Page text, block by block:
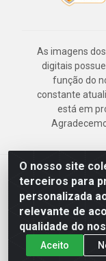
O nosso site
terceiros para
personalizada
relevante de
qualidade do
Aceito
As imagens
digitais
função do
constante
está em
Deskontão Atacado -
Imbiribeira - Recife/